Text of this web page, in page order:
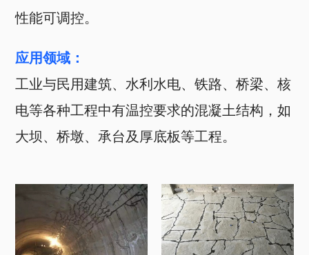
性能可调控。
应用领域：
工业与民用建筑、水利水电、铁路、桥梁、核
电等各种工程中有温控要求的混凝土结构，如
大坝、桥墩、承台及厚底板等工程。